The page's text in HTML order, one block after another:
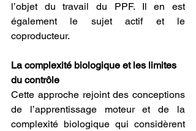
l’objet du travail du PPF. Il en est
également le sujet actif et le
coproducteur.
La complexité biologique et les limites
du contrôle
Cette approche rejoint des conceptions
de l’apprentissage moteur et de la
complexité biologique qui considèrent